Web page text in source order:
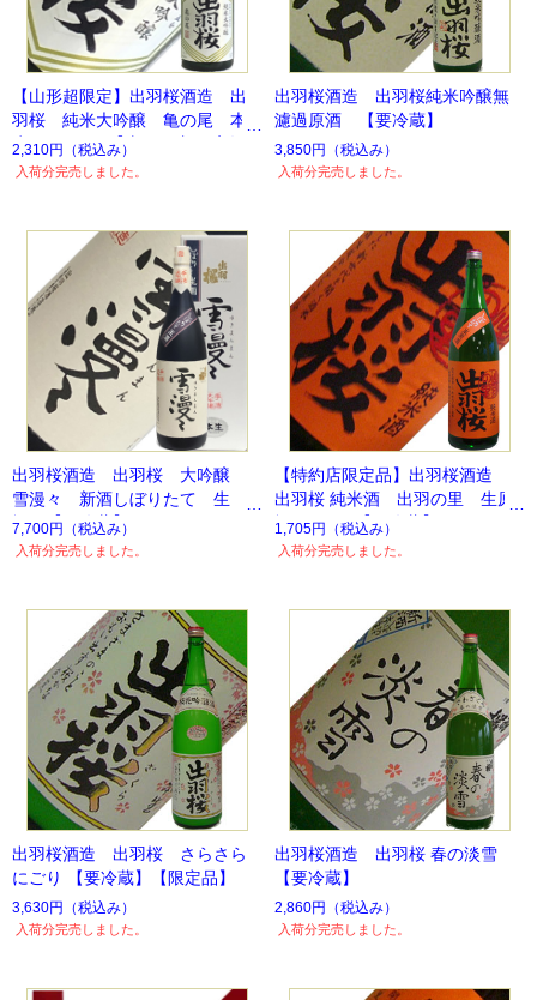
【山形超限定】出羽桜酒造 出
羽桜 純米大吟醸 亀の尾 本
生 720ｍｌ【山形県内10店舗の
み販売！】【要冷蔵】
2,310円 （税込み）
入荷分完売しました。
出羽桜酒造 出羽桜純米吟醸無
濾過原酒 【要冷蔵】
3,850円 （税込み）
入荷分完売しました。
出羽桜酒造 出羽桜 大吟醸
雪漫々 新酒しぼりたて 生
酒 【要冷蔵】
7,700円 （税込み）
入荷分完売しました。
【特約店限定品】出羽桜酒造
出羽桜 純米酒 出羽の里 生原
酒 720ml【要冷蔵】
1,705円 （税込み）
入荷分完売しました。
出羽桜酒造 出羽桜 さらさら
にごり 【要冷蔵】【限定品】
3,630円 （税込み）
入荷分完売しました。
出羽桜酒造 出羽桜 春の淡雪
【要冷蔵】
2,860円 （税込み）
入荷分完売しました。